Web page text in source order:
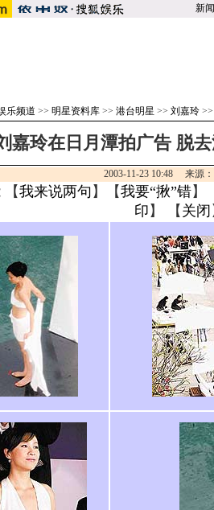
新闻
乐频道 >> 明星资料库 >> 港台明星 >> 刘嘉玲
嘉玲在日月潭拍广告 脱
2003-11-23 10:48 来源
【我来说两句 】【我要“揪”错】
印 】 【 关闭